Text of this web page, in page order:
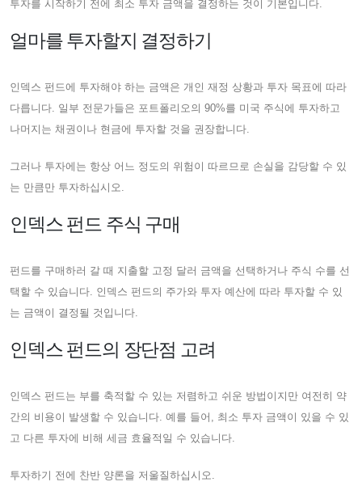
투자를 시작하기 전에 최소 투자 금액을 결정하는 것이 기본입니다.
얼마를 투자할지 결정하기
인덱스 펀드에 투자해야 하는 금액은 개인 재정 상황과 투자 목표에 따라
다릅니다. 일부 전문가들은 포트폴리오의 90%를 미국 주식에 투자하고
나머지는 채권이나 현금에 투자할 것을 권장합니다.
그러나 투자에는 항상 어느 정도의 위험이 따르므로 손실을 감당할 수 있
는 만큼만 투자하십시오.
인덱스 펀드 주식 구매
펀드를 구매하러 갈 때 지출할 고정 달러 금액을 선택하거나 주식 수를 선
택할 수 있습니다. 인덱스 펀드의 주가와 투자 예산에 따라 투자할 수 있
는 금액이 결정될 것입니다.
인덱스 펀드의 장단점 고려
인덱스 펀드는 부를 축적할 수 있는 저렴하고 쉬운 방법이지만 여전히 약
간의 비용이 발생할 수 있습니다. 예를 들어, 최소 투자 금액이 있을 수 있
고 다른 투자에 비해 세금 효율적일 수 있습니다.
투자하기 전에 찬반 양론을 저울질하십시오.